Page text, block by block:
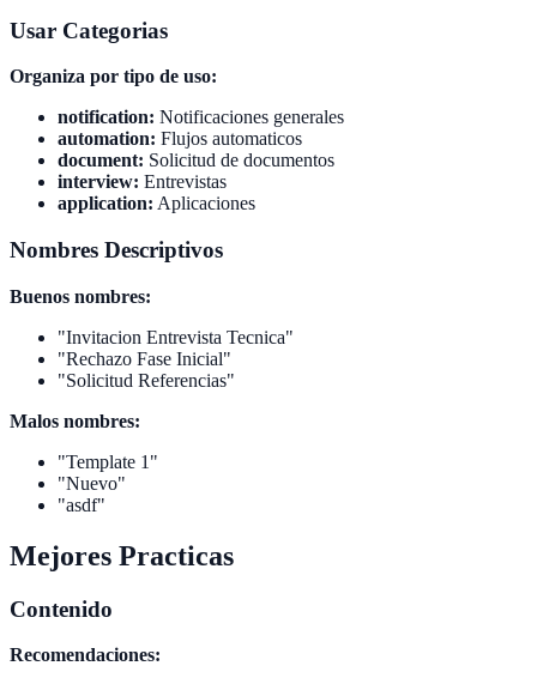
Usar Categorias
Organiza por tipo de uso:
notification: Notificaciones generales
automation: Flujos automaticos
document: Solicitud de documentos
interview: Entrevistas
application: Aplicaciones
Nombres Descriptivos
Buenos nombres:
"Invitacion Entrevista Tecnica"
"Rechazo Fase Inicial"
"Solicitud Referencias"
Malos nombres:
"Template 1"
"Nuevo"
"asdf"
Mejores Practicas
Contenido
Recomendaciones: